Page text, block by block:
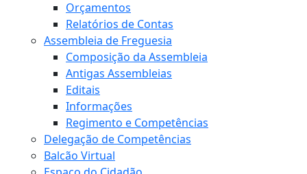
Orçamentos
Relatórios de Contas
Assembleia de Freguesia
Composição da Assembleia
Antigas Assembleias
Editais
Informações
Regimento e Competências
Delegação de Competências
Balcão Virtual